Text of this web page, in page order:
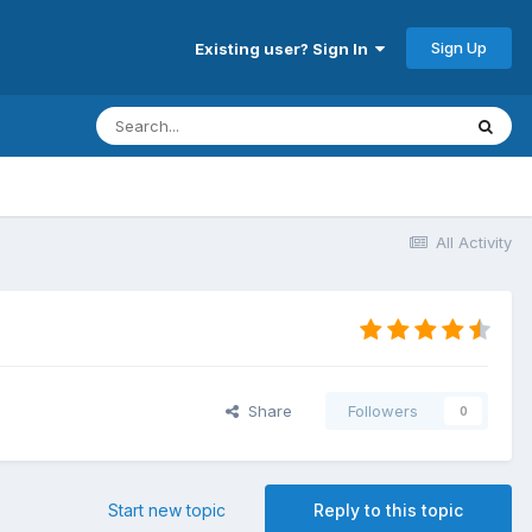
Existing user? Sign In Sign Up
All Activity
Share Followers 0
Reply to this topic
Start new topic